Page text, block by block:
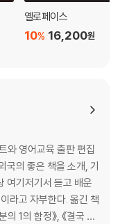
옐로페이스
16,200원
10%
와 영어교육 출판 편집
국의 좋은 책을 소개, 기
여기저기서 듣고 배운
라고 자부한다. 옮긴 책
의 1의 함정》, 《결국 해